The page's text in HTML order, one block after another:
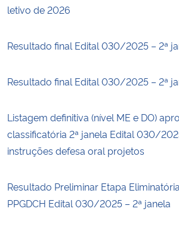
Advocacia-Geral da União
Banco Central do Brasil
letivo de 2026
Resultado final Edital 030/2025 – 2ª
Resultado final Edital 030/2025 – 2ª
Listagem definitiva (nível ME e DO)
classificatória 2ª janela Edital 030/
instruções defesa oral projetos
Resultado Preliminar Etapa
PPGDCH Edital 030/2025 – 2ª janela